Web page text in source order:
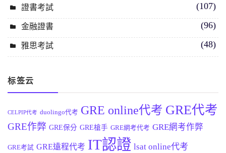
證書考試 (107)
金融證書 (96)
雅思考試 (48)
标签云
CELPIP代考 duolingo代考 GRE online代考 GRE代考
GRE作弊 GRE保分 GRE槍手 GRE網考代考 GRE網考作弊
GRE考試 GRE遠程代考 IT認證 lsat online代考